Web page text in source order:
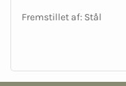
Fremstillet af: Stål